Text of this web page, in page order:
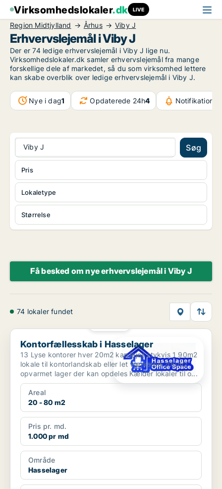
Virksomhedslokaler.dk LIVE
Region Midtjylland Århus Viby J
Erhvervslejemål i Viby J
Der er 74 ledige erhvervslejemål i Viby J lige nu.
Virksomhedslokaler.dk samler erhvervslejemål fra mange
forskellige dele af markedet, så du som virksomhed lettere
kan skabe overblik over ledige erhvervslejemål i Viby J.
Nye i dag1 Opdaterede 24h4
Viby J Søg
Lokaletype
Størrelse
Pris
Få besked om nye erhvervslejemål i Viby J
74 lokaler fundet
Kontorfællesskab i Hasselager
Kontorfællesskab i Hasselager
13 Lyse kontorer hver 20m2 kan lejes stykvis 1 90m2
lokale til kontorlandskab eller let værksted 200m2
opvarmet lager der kan opdeles Kælder lokaler til o...
Areal
20 - 80 m2
Pris pr. md.
1.000 pr md
Område
Hasselager